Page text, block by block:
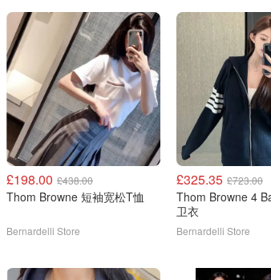
£198.00 £438.00
Thom Browne 短袖宽松T恤
Bernardelli Store
£325.35 £723.00
Thom Browne 4 Bar 拼色拉链
卫衣
Bernardelli Store